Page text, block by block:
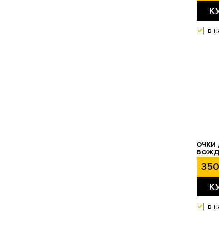
в
ОЧКИ
в